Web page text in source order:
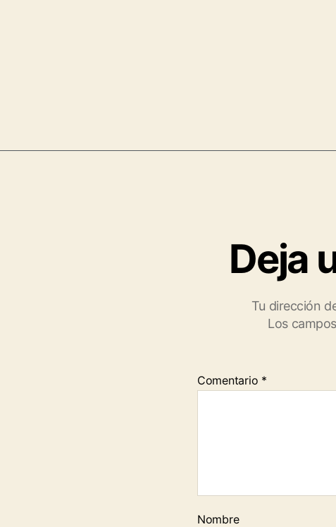
Deja
Tu dirección
Los
Comentario *
Nombre